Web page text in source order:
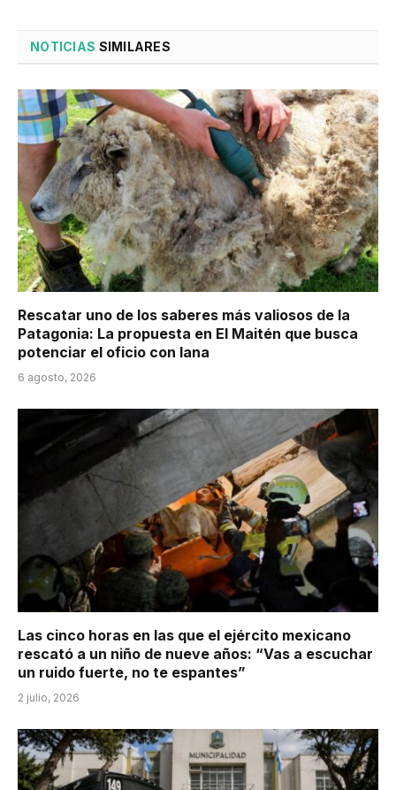
NOTICIAS SIMILARES
Rescatar uno de los saberes más valiosos de la
Patagonia: La propuesta en El Maitén que busca
potenciar el oficio con lana
6 agosto, 2026
Las cinco horas en las que el ejército mexicano
rescató a un niño de nueve años: “Vas a escuchar
un ruido fuerte, no te espantes”
2 julio, 2026